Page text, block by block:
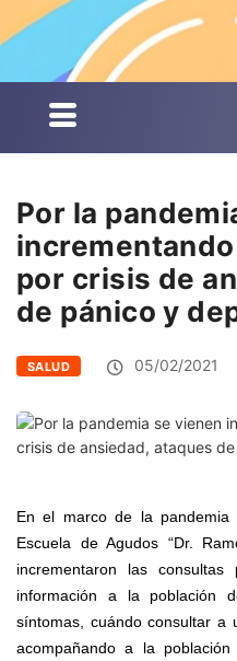
Por la
por crisis de
de pánico y
SALUD 05/02/2021
En el marco de la pandemia
Escuela de Agudos “Dr.
incrementaron las
información a la población
síntomas, cuándo consultar a
acompañando a la